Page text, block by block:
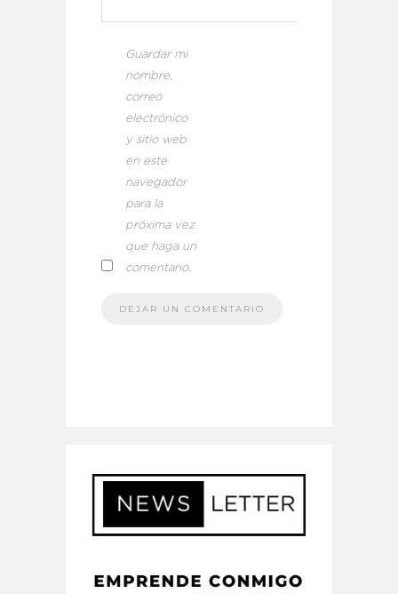
Guardar mi
nombre,
correo
electrónico
y sitio web
en este
navegador
para la
próxima vez
que haga un
comentario.